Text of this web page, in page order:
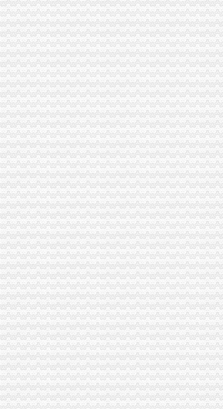
工商系统“三进三同”重庆海关注册活动摄影作品获殊荣
巫山局开展“查究抓”海关报关注册登记证书推动各项工作
秀山局海关报关登记证书烟花竹专项整行动取得阶段成效
市海关报关登记证书消委会2011年年主题建议被中消协采纳
江津局规范“三个制度”重庆海关注册登记加消费投诉热线建设
梁平局袁驿所推行“四服务”重庆海关注册登记提高验照效率
单衍华副局海关报关登记证书长召集宣教处研究谋划2011年工作思路
全市工商系统扎实抓好“民心工程”重庆海关注册项目效果显著
长寿局推行“驻点式”重庆海关注册监管确保食品安全
城口局“四条措施”海关报关登记证书加案件核审提高案件质量
沙坪坝局重庆海关注册创新设立25家电子商务行政指导联系点推动电子商务监
工商动态
全市重庆海关在哪里安全生产大排查大整大执法专项行动圆满完成
垫江县加微企补助资金监管
巫溪局从“五方面”重庆海关在哪里着力加纪检监察工作
巴南区工商分局海关报关注册登记证书牵头召开行政执法与刑事司法衔接工作
全市食品进销货“一单通”重庆海关注册制度推行效果显著
綦江局海关报关登记证书三举措深入助推微型企业发展
巫山局开展“查究抓”海关报关注册登记证书推动各项工作
市海关报关登记证书局召开专题会议集中达全国工商行政管理工作会议精
工商干校微型企业创业培训2011年第一期培训班顺利开班
市重庆海关在哪里局纪检组长滕科带队到双桥局开展考核考察工作
万州微型企业企发展第二期试点工作创业培训呈现五大点
永川局“三抓三定”重庆海关注册登记提升农村经纪人培训质量
市海关报关登记证书局纪检组长滕科对璧山局提出六点工作要求
云诞生家村镇银行
潼南局重庆海关注册多项措施促大要案查处取得新突破
渝北局重庆海关注册运用职能帮助企业融资八亿元
全市工商系统“六个必查”重庆海关注册登记筑牢食品安全监管防线
南川局重庆海关在哪里关注民生促进和谐大力推进12315行政执法体系建设
沙坪坝局在西永微电园开设市级重点项目行政审批“绿通道”重庆海关在哪里
市局副局长李林到万州区铁峰乡参加“三进三同”海关报关登记证书“结穷亲”活动
市重庆海关注册局对2011年媒体广告监督管理工作提出要求
黔江局重庆海关注册登记五举措全力击雨雪冰冻灾害
北碚区区长龙华对北碚局重庆海关注册登记《工商专报》作出批示
云局南溪所“一清二促三控”海关报关登记证书开展猪肉市场监管
南川局海关报关注册登记证书五举措化燃放烟花竹安全监管
潼南局四个“做好”海关报关注册登记证书积开展合同帮农
城口局重庆海关注册五措施应对雨雪冰冻灾害